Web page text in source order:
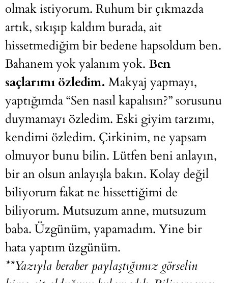
olmak istiyorum. Ruhum bir çıkmazda
artık, sıkışıp kaldım burada, ait
hissetmediğim bir bedene hapsoldum ben.
Bahanem yok yalanım yok. Ben
saçlarımı özledim. Makyaj yapmayı,
yaptığımda “Sen nasıl kapalısın?” sorusunu
duymamayı özledim. Eski giyim tarzımı,
kendimi özledim. Çirkinim, ne yapsam
olmuyor bunu bilin. Lütfen beni anlayın,
bir an olsun anlayışla bakın. Kolay değil
biliyorum fakat ne hissettiğimi de
biliyorum. Mutsuzum anne, mutsuzum
baba. Üzgünüm, yapamadım. Yine bir
hata yaptım üzgünüm.
**Yazıyla beraber paylaştığımız görselin